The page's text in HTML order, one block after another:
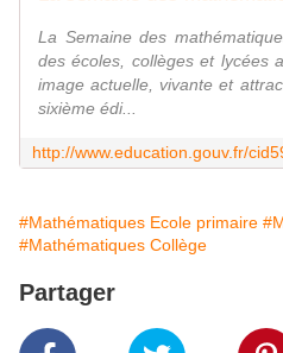
La Semaine des
des écoles, collèges et lycées
image actuelle, vivante et
sixième édi...
#Mathématiques Ecole primaire
#Mathématiques Collège
Partager